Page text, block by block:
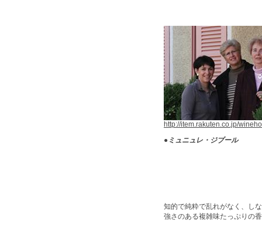
http://item.rakuten.co.jp/
● ミュニュレ・ジブール
知的で純粋で乱れがなく、し
強さのある複雑味たっぷりの